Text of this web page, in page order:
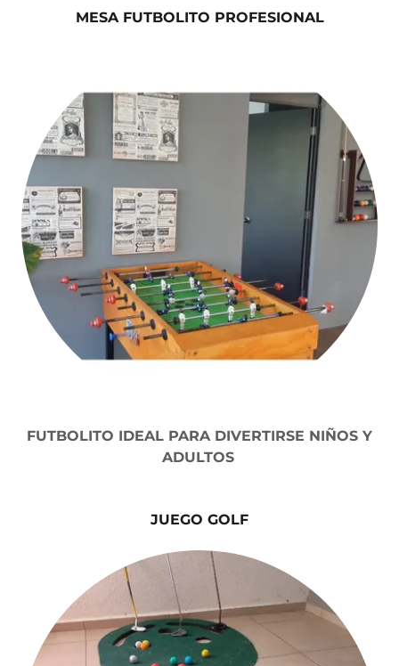
MESA FUTBOLITO PROFESIONAL
FUTBOLITO IDEAL PARA DIVERTIRSE NIÑOS Y
ADULTOS
JUEGO GOLF